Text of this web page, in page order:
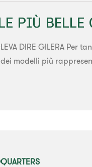
LE PIÙ
DIRE GILERA
modelli più